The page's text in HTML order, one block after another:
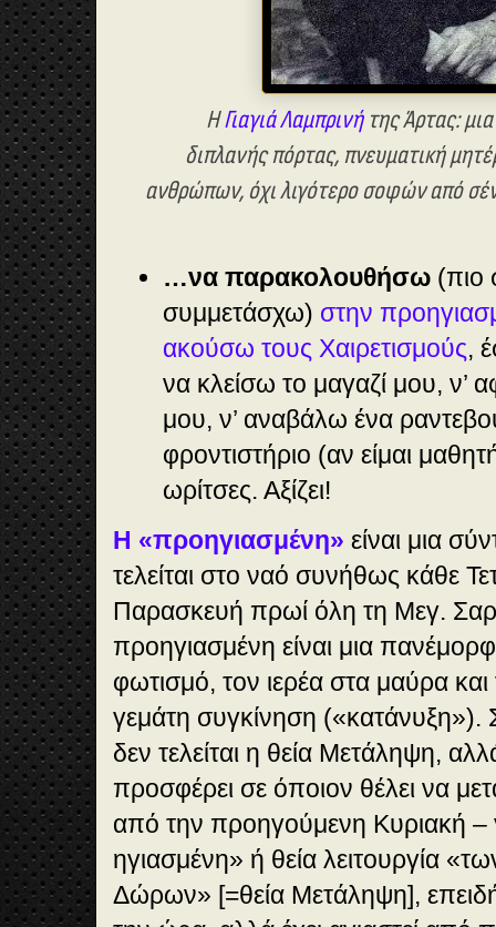
ΗΓιαγιά Λαμπρινήτης Άρτας:
διπλανής πόρτας,πνευματική
ανθρώπων,όχι λιγότερο σοφών από
…να παρακολουθήσω (πιο
συμμετάσχω) στην
ακούσω τους Χαιρετισμούς,
να κλείσω το μαγαζί μου, ν’
μου, ν’ αναβάλω ένα
φροντιστήριο (αν είμαι
ωρίτσες. Αξίζει!
Η «προηγιασμένη» είναι μια
τελείται στο ναό συνήθως κάθε
Παρασκευή πρωί όλη τη Μεγ.
προηγιασμένη είναι μια
φωτισμό, τον ιερέα στα μαύρα
γεμάτη συγκίνηση («κατάνυξη»).
δεν τελείται η θεία Μετάληψη,
προσφέρει σε όποιον θέλει να
από την προηγούμενη Κυριακή –
ηγιασμένη» ή θεία λειτουργία
Δώρων» [=θεία Μετάληψη], επειδή